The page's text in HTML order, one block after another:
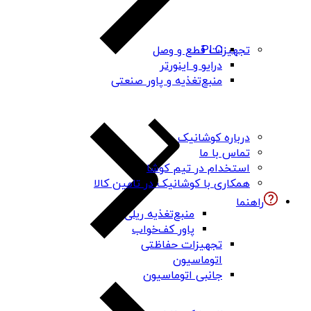
PLC
درایو و اینورتر
منبع‌تغذیه و پاور صنعتی
منبع‌تغذیه ریلی
پاور کف‌خواب
تجهیزات حفاظتی
اتوماسیون
جانبی اتوماسیون
تجهیزات قطع و وصل
درباره کوشانیک
تماس با ما
استخدام در تیم کوشا
همکاری با کوشانیک در تامین کالا
راهنما